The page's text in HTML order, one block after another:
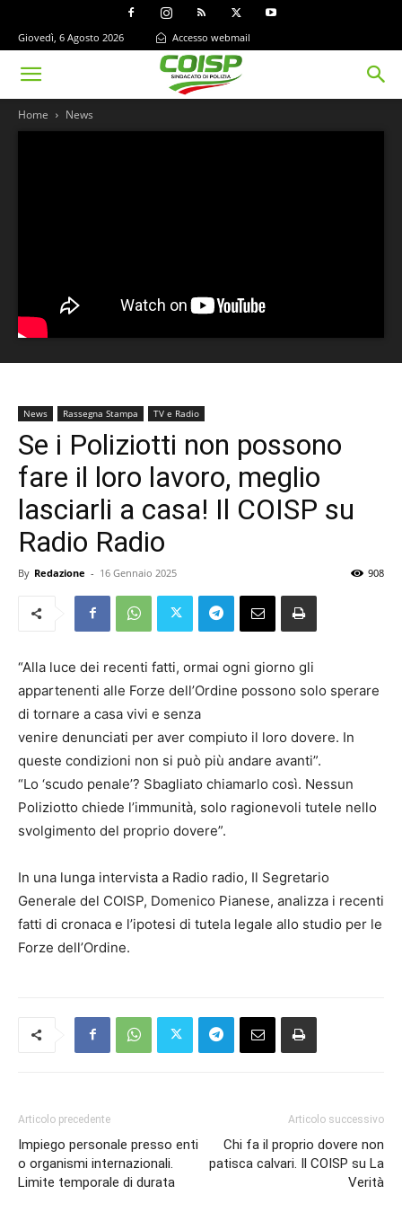
Giovedì, 6 Agosto 2026 Accesso webmail
Home News
News Rassegna Stampa TV e Radio
Se i Poliziotti non possono
fare il loro lavoro, meglio
lasciarli a casa! Il COISP su
Radio Radio
By Redazione - 16 Gennaio 2025 908
“Alla luce dei recenti fatti, ormai ogni giorno gli
appartenenti alle Forze dell’Ordine possono solo sperare
di tornare a casa vivi e senza
venire denunciati per aver compiuto il loro dovere. In
queste condizioni non si può più andare avanti”.
“Lo ‘scudo penale’? Sbagliato chiamarlo così. Nessun
Poliziotto chiede l’immunità, solo ragionevoli tutele nello
svolgimento del proprio dovere”.
In una lunga intervista a Radio radio, Il Segretario
Generale del COISP, Domenico Pianese, analizza i recenti
fatti di cronaca e l’ipotesi di tutela legale allo studio per le
Forze dell’Ordine.
Articolo precedente
Impiego personale presso enti
o organismi internazionali.
Limite temporale di durata
Articolo successivo
Chi fa il proprio dovere non
patisca calvari. Il COISP su La
Verità